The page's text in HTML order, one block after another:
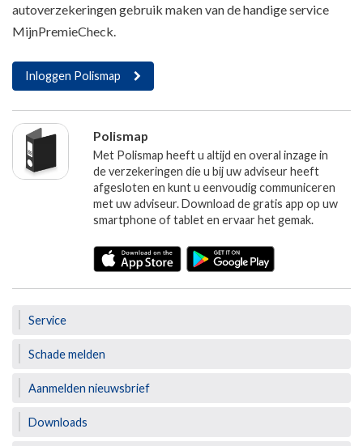
autoverzekeringen gebruik maken van de handige service
MijnPremieCheck.
Inloggen Polismap
Polismap
Met Polismap heeft u altijd en overal inzage in
de verzekeringen die u bij uw adviseur heeft
afgesloten en kunt u eenvoudig communiceren
met uw adviseur. Download de gratis app op uw
smartphone of tablet en ervaar het gemak.
Service
Schade melden
Aanmelden nieuwsbrief
Downloads